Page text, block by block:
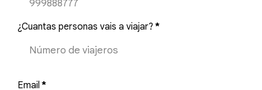
¿Cuantas personas vais a viajar? *
Email *